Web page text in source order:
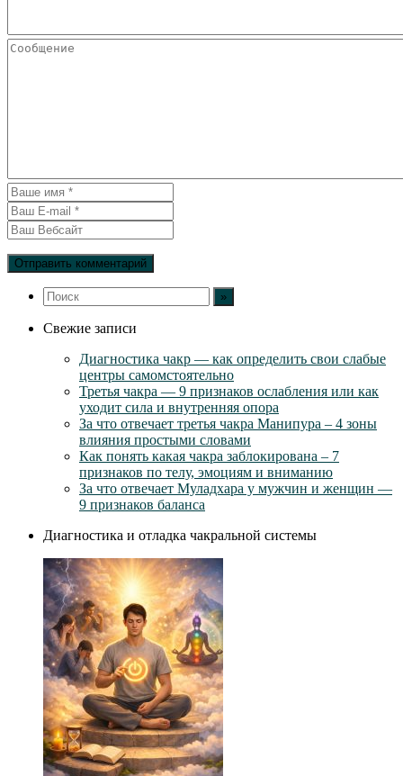
Свежие записи
Диагностика чакр — как определить свои слабые
центры самомстоятельно
Третья чакра — 9 признаков ослабления или как
уходит сила и внутренняя опора
За что отвечает третья чакра Манипура – 4 зоны
влияния простыми словами
Как понять какая чакра заблокирована – 7
признаков по телу, эмоциям и вниманию
За что отвечает Муладхара у мужчин и женщин —
9 признаков баланса
Диагностика и отладка чакральной системы